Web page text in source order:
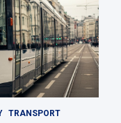
TRANSPORT